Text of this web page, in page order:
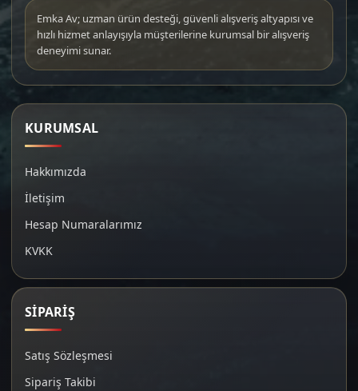
Emka Av; uzman ürün desteği, güvenli alışveriş altyapısı ve
hızlı hizmet anlayışıyla müşterilerine kurumsal bir alışveriş
deneyimi sunar.
KURUMSAL
Hakkımızda
İletişim
Hesap Numaralarımız
KVKK
SİPARİŞ
Satış Sözleşmesi
Sipariş Takibi